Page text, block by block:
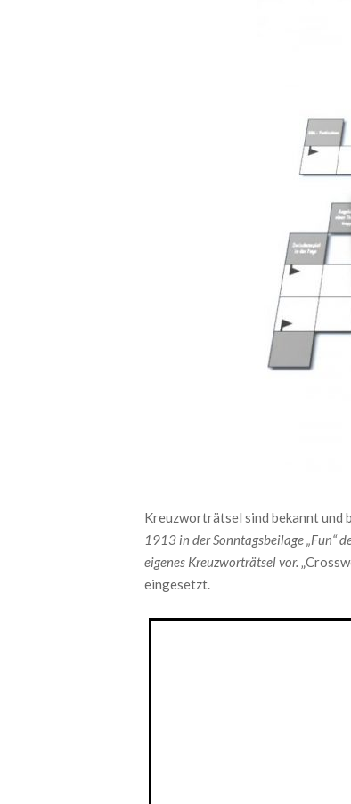
Kreuzworträtsel sind bekannt und
1913 in der Sonntagsbeilage „Fun“
eigenes Kreuzworträtsel vor.
eingesetzt.